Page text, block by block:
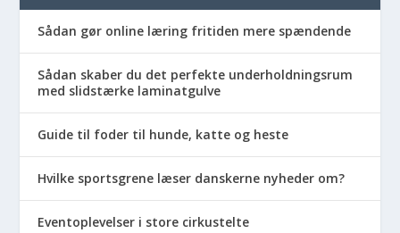
Sådan gør online læring fritiden mere spændende
Sådan skaber du det perfekte underholdningsrum
med slidstærke laminatgulve
Guide til foder til hunde, katte og heste
Hvilke sportsgrene læser danskerne nyheder om?
Eventoplevelser i store cirkustelte